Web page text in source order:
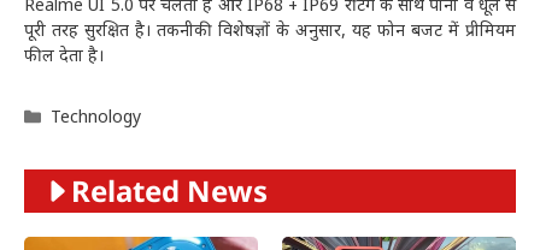
Realme UI 5.0 पर चलता है और IP68 + IP69 रेटिंग के साथ पानी व धूल से
पूरी तरह सुरक्षित है। तकनीकी विशेषज्ञों के अनुसार, यह फोन बजट में प्रीमियम
फील देता है।
Categories
Technology
Related News